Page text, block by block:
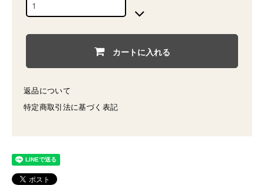
カートに入れる
返品について
特定商取引法に基づく表記